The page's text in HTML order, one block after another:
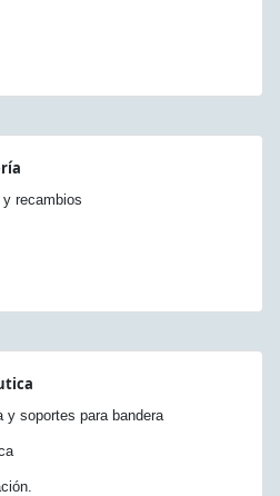
recambios
y soportes para bandera